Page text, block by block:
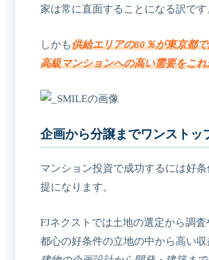
家は常に直面することになる訳です
しかも供給エリアの80％が東京都
高級マンションへの高い需要をこ
企画から分譲までワンストッ
マンション投資で成功するには好
提になります。
FJネクストでは土地の選定から調
都心の好条件の立地の中から高い